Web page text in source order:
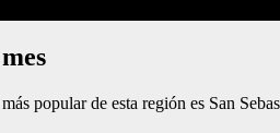
popular de esta región es San